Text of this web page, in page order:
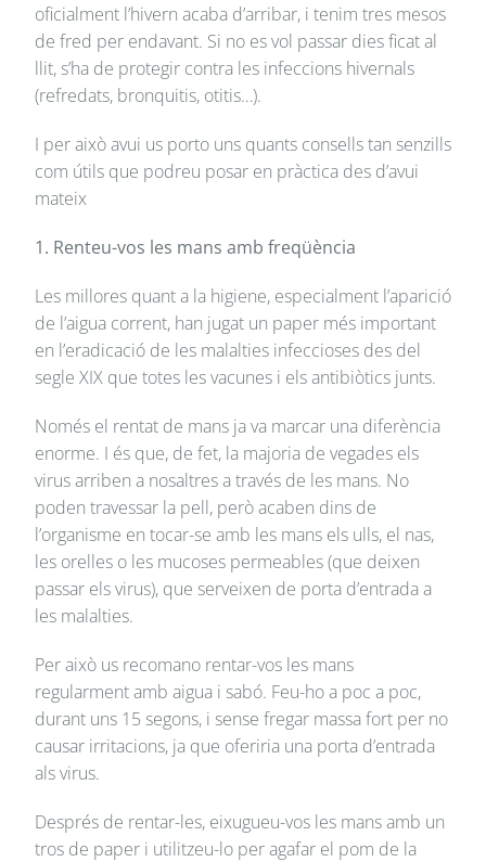
oficialment l’hivern acaba d’arribar, i tenim tres mesos
de fred per endavant. Si no es vol passar dies ficat al
llit, s’ha de protegir contra les infeccions hivernals
(refredats, bronquitis, otitis…).
I per això avui us porto uns quants consells tan senzills
com útils que podreu posar en pràctica des d’avui
mateix
1. Renteu-vos les mans amb freqüència
Les millores quant a la higiene, especialment l’aparició
de l’aigua corrent, han jugat un paper més important
en l’eradicació de les malalties infeccioses des del
segle XIX que totes les vacunes i els antibiòtics junts.
Només el rentat de mans ja va marcar una diferència
enorme. I és que, de fet, la majoria de vegades els
virus arriben a nosaltres a través de les mans. No
poden travessar la pell, però acaben dins de
l’organisme en tocar-se amb les mans els ulls, el nas,
les orelles o les mucoses permeables (que deixen
passar els virus), que serveixen de porta d’entrada a
les malalties.
Per això us recomano rentar-vos les mans
regularment amb aigua i sabó. Feu-ho a poc a poc,
durant uns 15 segons, i sense fregar massa fort per no
causar irritacions, ja que oferiria una porta d’entrada
als virus.
Després de rentar-les, eixugueu-vos les mans amb un
tros de paper i utilitzeu-lo per agafar el pom de la